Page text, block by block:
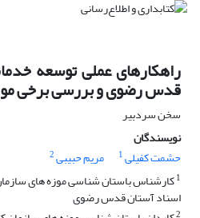
راهکارهای عملی توسعه
قدس رضوی و بررسی برخی
سخن سردبیر
نویسندگان
حشمت کفیلی1 مریم حبیبی2
1کارشناس باستان شناسی موزه های سازمان
اسناد آستان قدس رضوی